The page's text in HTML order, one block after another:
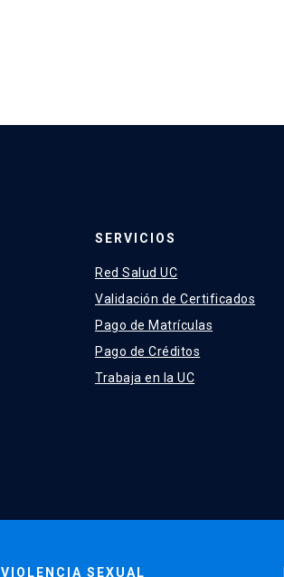
SERVICIOS
Red Salud UC
Validación de Certificados
Pago de Matrículas
Pago de Créditos
Trabaja en la UC
VIOLENCIA SEXUAL